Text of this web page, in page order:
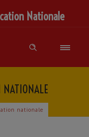
Nationale
NATIONALE
nationale